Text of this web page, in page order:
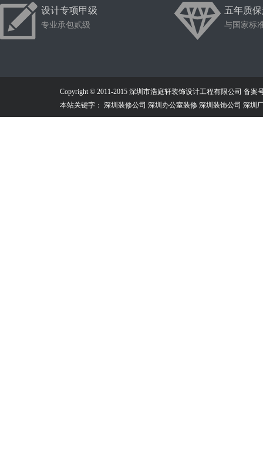
设计专项甲级
专业承包贰级
五年质
与国家标
Copyright © 2011-2015 深圳市浩庭轩装饰设计工程有限公司 备案
本站关键字： 深圳装修公司 深圳办公室装修 深圳装饰公司 深